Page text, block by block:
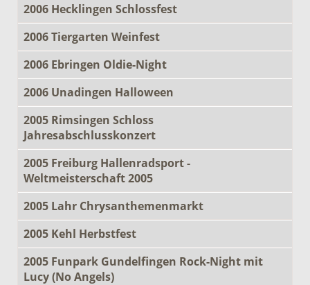
2006 Hecklingen Schlossfest
2006 Tiergarten Weinfest
2006 Ebringen Oldie-Night
2006 Unadingen Halloween
2005 Rimsingen Schloss
Jahresabschlusskonzert
2005 Freiburg Hallenradsport -
Weltmeisterschaft 2005
2005 Lahr Chrysanthemenmarkt
2005 Kehl Herbstfest
2005 Funpark Gundelfingen Rock-Night mit
Lucy (No Angels)